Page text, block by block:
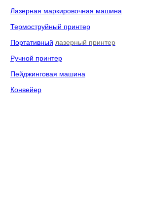
Лазерная маркировочная машина
Термоструйный принтер
Портативный лазерный принтер
Ручной принтер
Пейджинговая машина
Конвейер